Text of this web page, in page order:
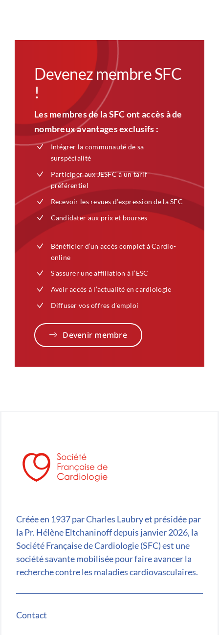
Devenez membre SFC
!
Les membres de la SFC ont accès à de
nombreux avantages exclusifs :
Intégrer la communauté de sa
surspécialité
Participer aux JESFC à un tarif
préférentiel
Recevoir les revues d’expression de la SFC
Candidater aux prix et bourses
Bénéficier d’un accès complet à Cardio-
online
S’assurer une affiliation à l’ESC
Avoir accès à l’actualité en cardiologie
Diffuser vos offres d’emploi
Devenir membre
Créée en 1937 par Charles Laubry et présidée par
la Pr. Hélène Eltchaninoff depuis janvier 2026, la
Société Française de Cardiologie (SFC) est une
société savante mobilisée pour faire avancer la
recherche contre les maladies cardiovasculaires.
Contact